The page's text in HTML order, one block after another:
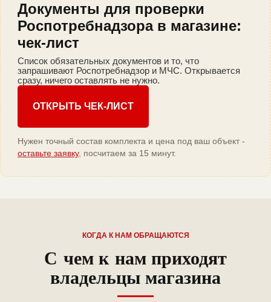
Документы для проверки
Роспотребнадзора в магазине:
чек-лист
Список обязательных документов и то, что
запрашивают Роспотребнадзор и МЧС. Открывается
сразу, ничего оставлять не нужно.
ОТКРЫТЬ ЧЕК-ЛИСТ
Нужен точный состав комплекта и цена под ваш объект -
оставьте заявку, посчитаем за 15 минут.
КОГДА К НАМ ОБРАЩАЮТСЯ
С чем к нам приходят
владельцы магазина